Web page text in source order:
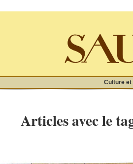
Culture et
Articles avec le